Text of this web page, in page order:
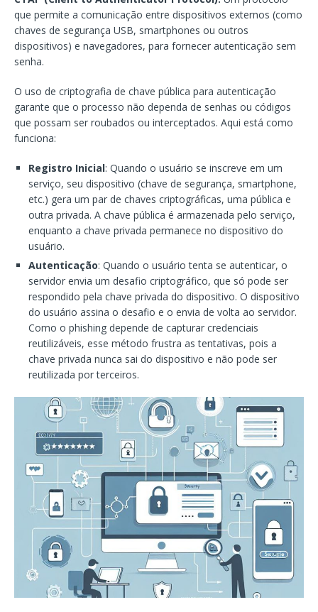
que permite a comunicação entre dispositivos externos (como
chaves de segurança USB, smartphones ou outros
dispositivos) e navegadores, para fornecer autenticação sem
senha.
O uso de criptografia de chave pública para autenticação
garante que o processo não dependa de senhas ou códigos
que possam ser roubados ou interceptados. Aqui está como
funciona:
Registro Inicial: Quando o usuário se inscreve em um
serviço, seu dispositivo (chave de segurança, smartphone,
etc.) gera um par de chaves criptográficas, uma pública e
outra privada. A chave pública é armazenada pelo serviço,
enquanto a chave privada permanece no dispositivo do
usuário.
Autenticação: Quando o usuário tenta se autenticar, o
servidor envia um desafio criptográfico, que só pode ser
respondido pela chave privada do dispositivo. O dispositivo
do usuário assina o desafio e o envia de volta ao servidor.
Como o phishing depende de capturar credenciais
reutilizáveis, esse método frustra as tentativas, pois a
chave privada nunca sai do dispositivo e não pode ser
reutilizada por terceiros.